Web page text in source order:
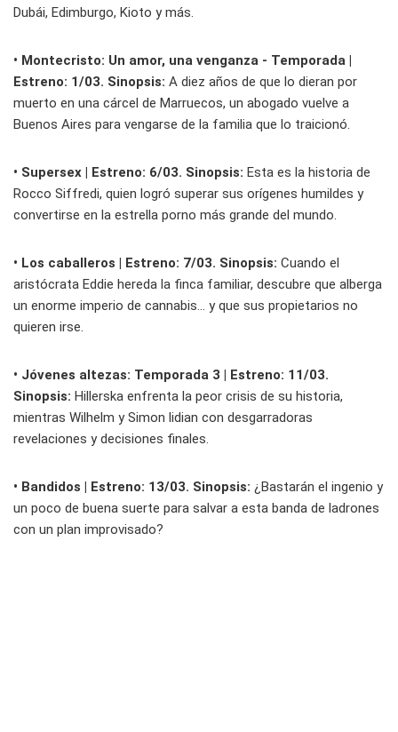
Dubái, Edimburgo, Kioto y más.
• Montecristo: Un amor, una venganza - Temporada |
Estreno: 1/03. Sinopsis: A diez años de que lo dieran por
muerto en una cárcel de Marruecos, un abogado vuelve a
Buenos Aires para vengarse de la familia que lo traicionó.
• Supersex | Estreno: 6/03. Sinopsis: Esta es la historia de
Rocco Siffredi, quien logró superar sus orígenes humildes y
convertirse en la estrella porno más grande del mundo.
• Los caballeros | Estreno: 7/03. Sinopsis: Cuando el
aristócrata Eddie hereda la finca familiar, descubre que alberga
un enorme imperio de cannabis… y que sus propietarios no
quieren irse.
• Jóvenes altezas: Temporada 3 | Estreno: 11/03.
Sinopsis: Hillerska enfrenta la peor crisis de su historia,
mientras Wilhelm y Simon lidian con desgarradoras
revelaciones y decisiones finales.
• Bandidos | Estreno: 13/03. Sinopsis: ¿Bastarán el ingenio y
un poco de buena suerte para salvar a esta banda de ladrones
con un plan improvisado?